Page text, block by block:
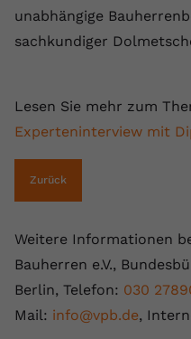
unabhängige
sachkundiger
Lesen Sie mehr zum
Experteninterview mit
Zurück
Weitere Informationen
Bauherren e.V.,
Berlin, Telefon: 030
Mail: info@vpb.de,